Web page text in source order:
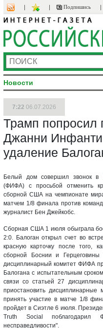
Подпишись
Новости
7:22 06.07.2026
Трамп
Джанни
удаление
Белый дом совершил звонок в
(ФИФА) с просьбой отменить
сборной США на чемпионате
матчем 1/8 финала против
журналист Бен Джейкобс.
Сборная США 1 июля обыграла
2:0. Балоган открыл счет во
красную карточку после того,
сборной Боснии и Герцеговины
дисциплинарный комитет ФИФА
Балогана с испытательным
связи со статьей 27
приостановить
принять участие в матче 1/8
пройдет в Сиэтле 6 июля.
Truth Social поблагодарил
несправедливости".